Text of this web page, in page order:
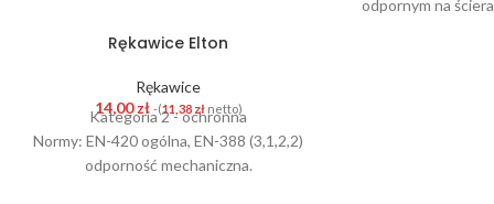
Rękawice Elton
Rękawice
14,00zł -(11,38 złnetto)
Kategoria 2 - ochronna
Normy: EN-420 ogólna, EN-388 (3,1,2,2)
odporność mechaniczna.
odpornym na